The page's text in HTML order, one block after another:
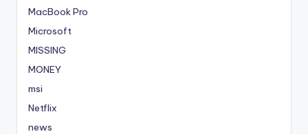
MacBook Pro
Microsoft
MISSING
MONEY
msi
Netflix
news